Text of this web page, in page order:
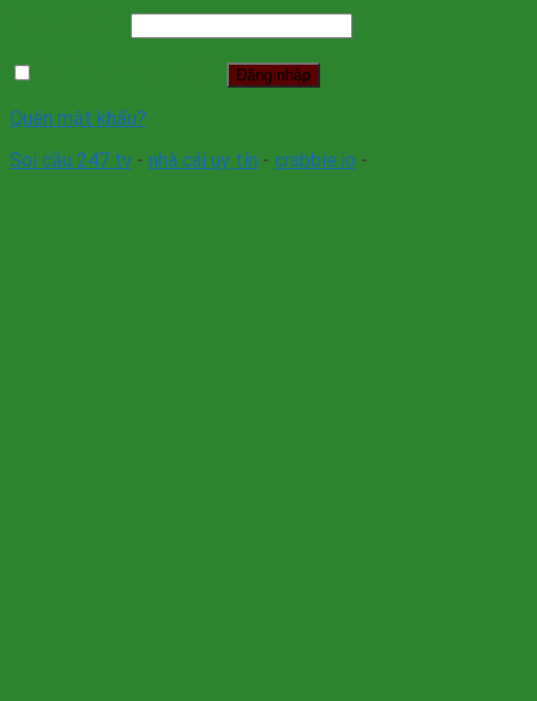
Đăng nhập
Quên mật khẩu?
Soi cầu 247 tv - nhà cái uy tín - crabbie.io -